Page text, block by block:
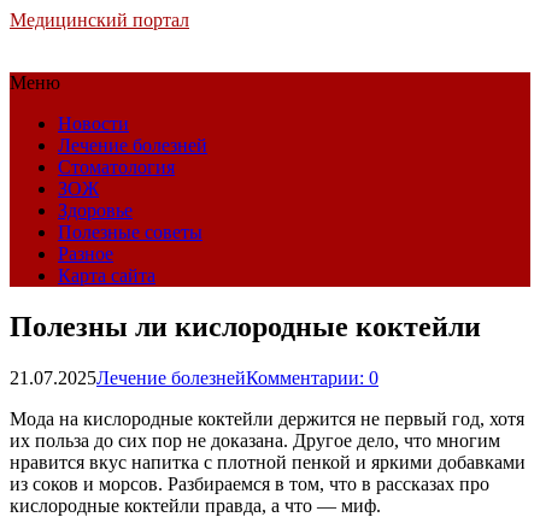
Медицинский портал
Меню
Новости
Лечение болезней
Стоматология
ЗОЖ
Здоровье
Полезные советы
Разное
Карта сайта
Полезны ли кислородные коктейли
21.07.2025Лечение болезнейКомментарии: 0
Мода на кислородные коктейли держится не первый год, хотя
их польза до сих пор не доказана. Другое дело, что многим
нравится вкус напитка с плотной пенкой и яркими добавками
из соков и морсов. Разбираемся в том, что в рассказах про
кислородные коктейли правда, а что — миф.